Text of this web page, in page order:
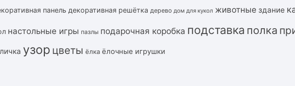
панель декоративная решётка дерево дом для кукол животные здание
настольные игры пазлы подарочная коробка подставка полка
узор цветы ёлка ёлочные игрушки